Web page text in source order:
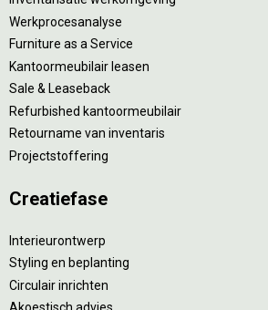
Werkprocesanalyse
Furniture as a Service
Kantoormeubilair leasen
Sale & Leaseback
Refurbished kantoormeubilair
Retourname van inventaris
Projectstoffering
Creatiefase
Interieurontwerp
Styling en beplanting
Circulair inrichten